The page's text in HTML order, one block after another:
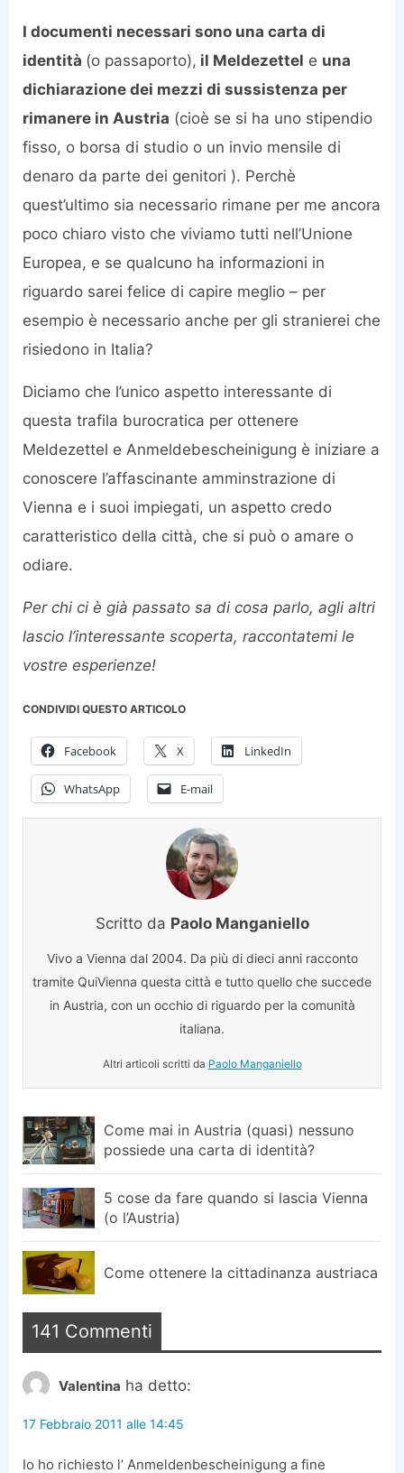
I documenti necessari sono una carta di
identità (o passaporto), il Meldezettel e una
dichiarazione dei mezzi di sussistenza per
rimanere in Austria (cioè se si ha uno stipendio
fisso, o borsa di studio o un invio mensile di
denaro da parte dei genitori ). Perchè
quest’ultimo sia necessario rimane per me ancora
poco chiaro visto che viviamo tutti nell’Unione
Europea, e se qualcuno ha informazioni in
riguardo sarei felice di capire meglio – per
esempio è necessario anche per gli stranierei che
risiedono in Italia?
Diciamo che l’unico aspetto interessante di
questa trafila burocratica per ottenere
Meldezettel e Anmeldebescheinigung è iniziare a
conoscere l’affascinante amminstrazione di
Vienna e i suoi impiegati, un aspetto credo
caratteristico della città, che si può o amare o
odiare.
Per chi ci è già passato sa di cosa parlo, agli altri
lascio l’interessante scoperta, raccontatemi le
vostre esperienze!
CONDIVIDI QUESTO ARTICOLO
Facebook X LinkedIn
WhatsApp E-mail
Scritto da Paolo Manganiello
Vivo a Vienna dal 2004. Da più di dieci anni racconto
tramite QuiVienna questa città e tutto quello che succede
in Austria, con un occhio di riguardo per la comunità
italiana.
Altri articoli scritti da Paolo Manganiello
Come mai in Austria (quasi) nessuno
possiede una carta di identità?
5 cose da fare quando si lascia Vienna
(o l’Austria)
Come ottenere la cittadinanza austriaca
141 Commenti
Valentina ha detto:
17 Febbraio 2011 alle 14:45
Io ho richiesto l’ Anmeldenbescheinigung a fine